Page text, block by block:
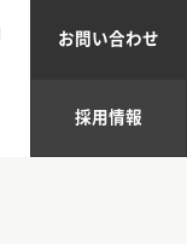
お問い合わせ
採用情報